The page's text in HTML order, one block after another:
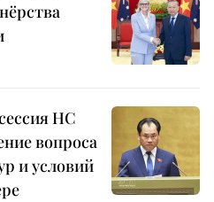
НС
вопроса
и условий